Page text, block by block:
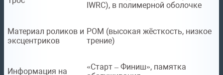
IWRC), в полимерной оболочке
Материал роликов и
эксцентриков
POM (высокая жёсткость, низкое
трение)
Информация на
«Старт – Финиш», памятка